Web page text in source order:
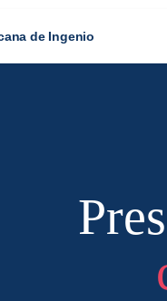
de Ingenio